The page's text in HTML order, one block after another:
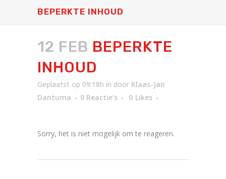
BEPERKTE INHOUD
12 FEB BEPERKTE
INHOUD
Geplaatst op 09:18h in door Klaas-Jan
Dantuma
0 Reactie's 0 Likes
Sorry, het is niet mogelijk om te reageren.